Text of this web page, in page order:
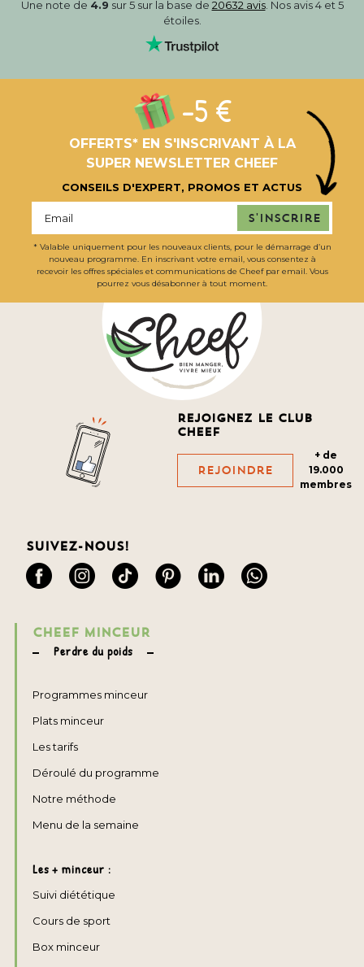
Une note de 4.9 sur 5 sur la base de 20632 avis. Nos avis 4 et 5
étoiles.
-5 €
OFFERTS* EN S'INSCRIVANT À LA
SUPER NEWSLETTER CHEEF
CONSEILS D'EXPERT, PROMOS ET ACTUS
S'inscrire
* Valable uniquement pour les nouveaux clients, pour le démarrage d’un
nouveau programme. En inscrivant votre email, vous consentez à
recevoir les offres spéciales et communications de Cheef par email. Vous
pourrez vous désabonner à tout moment.
Rejoignez le club
cheef
Rejoindre
+ de
19.000
membres
Suivez-nous!
CHEEF MINCEUR
Perdre du poids
Programmes minceur
Plats minceur
Les tarifs
Déroulé du programme
Notre méthode
Menu de la semaine
Les + minceur :
Suivi diététique
Cours de sport
Box minceur